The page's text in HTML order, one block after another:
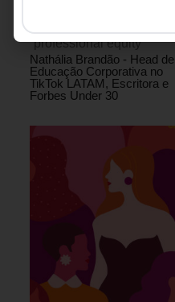
“professional equity”
Nathália Brandão - Head de
Educação Corporativa no
TikTok LATAM, Escritora e
Forbes Under 30